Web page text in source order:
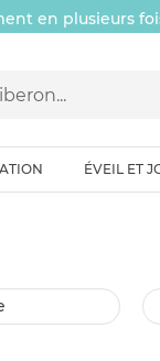
en plusieurs
ÉVEIL ET